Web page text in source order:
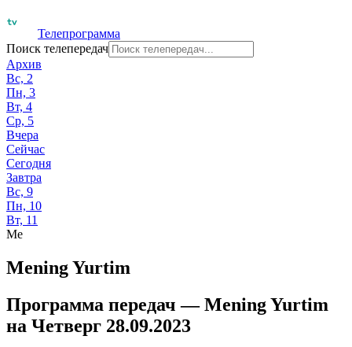
Телепрограмма
Поиск телепередач
Архив
Вс, 2
Пн, 3
Вт, 4
Ср, 5
Вчера
Сейчас
Сегодня
Завтра
Вс, 9
Пн, 10
Вт, 11
Me
Mening Yurtim
Программа передач —Mening Yurtim
на Четверг 28.09.2023